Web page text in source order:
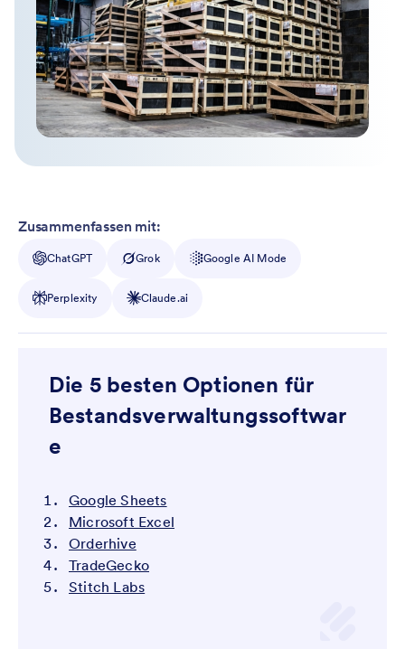
Zusammenfassen mit:
ChatGPT Grok Google AI Mode
Perplexity Claude.ai
Die 5 besten Optionen für
Bestandsverwaltungssoftwar
e
Google Sheets
Microsoft Excel
Orderhive
TradeGecko
Stitch Labs